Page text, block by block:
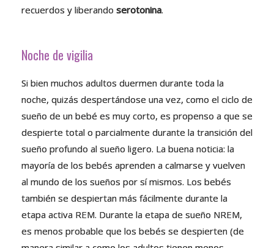
recuerdos y liberando serotonina.
Noche de vigilia
Si bien muchos adultos duermen durante toda la
noche, quizás despertándose una vez, como el ciclo de
sueño de un bebé es muy corto, es propenso a que se
despierte total o parcialmente durante la transición del
sueño profundo al sueño ligero. La buena noticia: la
mayoría de los bebés aprenden a calmarse y vuelven
al mundo de los sueños por sí mismos. Los bebés
también se despiertan más fácilmente durante la
etapa activa REM. Durante la etapa de sueño NREM,
es menos probable que los bebés se despierten (de